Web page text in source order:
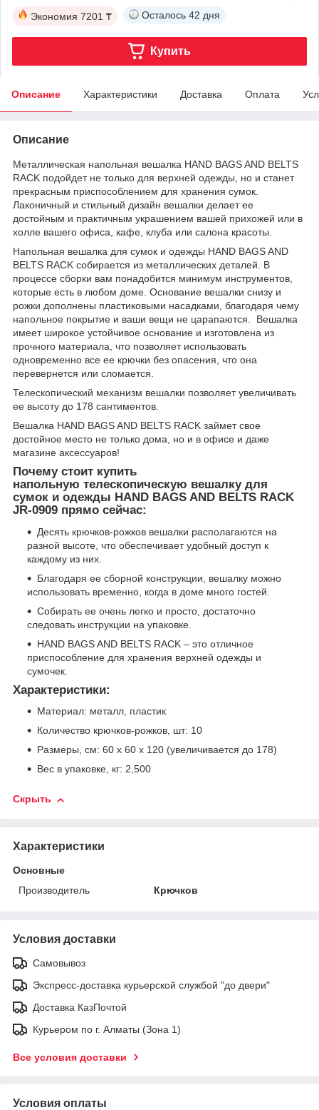
Экономия 7201 ₸ Осталось 42 дня
Купить
Описание Характеристики Доставка Оплата
Описание
Металлическая напольная вешалка HAND BAGS AND BELTS
RACK подойдет не только для верхней одежды, но и станет
прекрасным приспособлением для хранения сумок.
Лаконичный и стильный дизайн вешалки делает ее
достойным и практичным украшением вашей прихожей или в
холле вашего офиса, кафе, клуба или салона красоты.
Напольная вешалка для сумок и одежды HAND BAGS AND
BELTS RACK собирается из металлических деталей. В
процессе сборки вам понадобится минимум инструментов,
которые есть в любом доме. Основание вешалки снизу и
рожки дополнены пластиковыми насадками, благодаря чему
напольное покрытие и ваши вещи не царапаются. Вешалка
имеет широкое устойчивое основание и изготовлена из
прочного материала, что позволяет использовать
одновременно все ее крючки без опасения, что она
перевернется или сломается.
Телескопический механизм вешалки позволяет увеличивать
ее высоту до 178 сантиментов.
Вешалка HAND BAGS AND BELTS RACK займет свое
достойное место не только дома, но и в офисе и даже
магазине аксессуаров!
Почему стоит купить
напольную телескопическую вешалку для
сумок и одежды HAND BAGS AND BELTS RACK
JR-0909 прямо сейчас:
Десять крючков-рожков вешалки располагаются на
разной высоте, что обеспечивает удобный доступ к
каждому из них.
Благодаря ее сборной конструкции, вешалку можно
использовать временно, когда в доме много гостей.
Собирать ее очень легко и просто, достаточно
следовать инструкции на упаковке.
HAND BAGS AND BELTS RACK – это отличное
приспособление для хранения верхней одежды и
сумочек.
Характеристики:
Материал: металл, пластик
Количество крючков-рожков, шт: 10
Размеры, см: 60 х 60 х 120 (увеличивается до 178)
Вес в упаковке, кг: 2,500
Скрыть
Характеристики
Основные
Производитель
Крючков
Условия доставки
Самовывоз
Экспресс-доставка курьерской службой "до двери"
Доставка КазПочтой
Курьером по г. Алматы (Зона 1)
Все условия доставки
Условия оплаты